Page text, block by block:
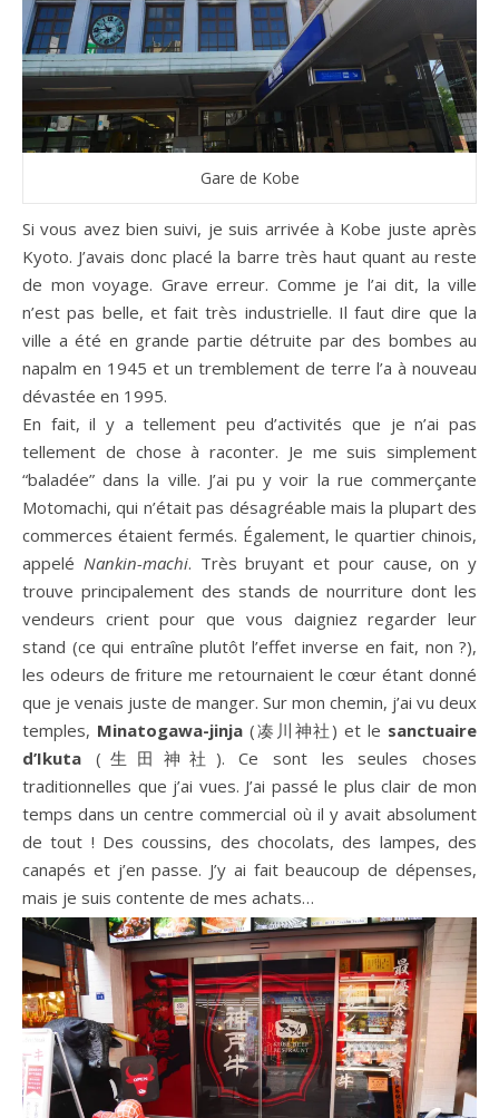
Gare de Kobe
Si vous avez bien suivi, je suis arrivée à Kobe juste après
Kyoto. J’avais donc placé la barre très haut quant au reste
de mon voyage. Grave erreur. Comme je l’ai dit, la ville
n’est pas belle, et fait très industrielle. Il faut dire que la
ville a été en grande partie détruite par des bombes au
napalm en 1945 et un tremblement de terre l’a à nouveau
dévastée en 1995.
En fait, il y a tellement peu d’activités que je n’ai pas
tellement de chose à raconter. Je me suis simplement
“baladée” dans la ville. J’ai pu y voir la rue commerçante
Motomachi, qui n’était pas désagréable mais la plupart des
commerces étaient fermés. Également, le quartier chinois,
appelé Nankin-machi. Très bruyant et pour cause, on y
trouve principalement des stands de nourriture dont les
vendeurs crient pour que vous daigniez regarder leur
stand (ce qui entraîne plutôt l’effet inverse en fait, non ?),
les odeurs de friture me retournaient le cœur étant donné
que je venais juste de manger. Sur mon chemin, j’ai vu deux
temples, Minatogawa-jinja(凑川神社) et le sanctuaire
d’Ikuta ( 生田神社). Ce sont les seules choses
traditionnelles que j’ai vues. J’ai passé le plus clair de mon
temps dans un centre commercial où il y avait absolument
de tout ! Des coussins, des chocolats, des lampes, des
canapés et j’en passe. J’y ai fait beaucoup de dépenses,
mais je suis contente de mes achats…